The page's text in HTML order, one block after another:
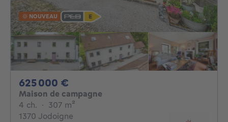
NOUVEAU
625 000 €
Maison de campagne
4 ch. 4 chambres
· 307 m²
1370 Jodoigne